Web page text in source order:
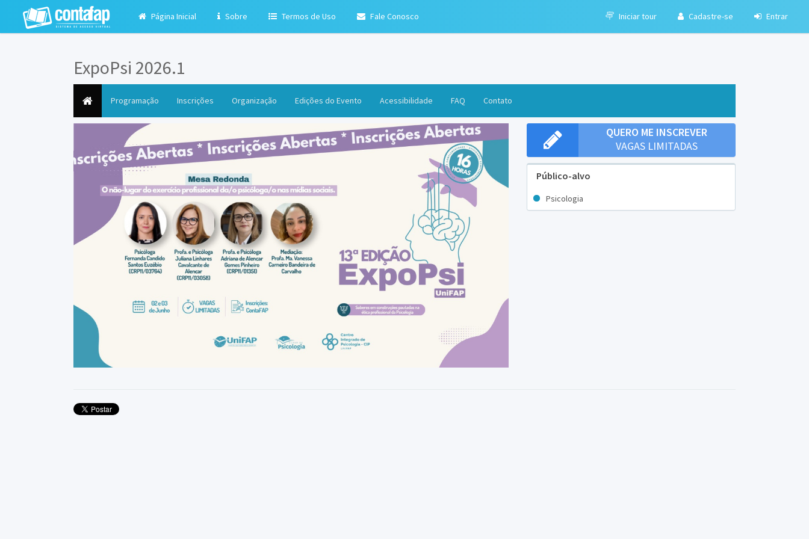
Página Inicial Sobre Termos de Uso Fale Conosco Iniciar tour Cadastre-se Entrar
ExpoPsi 2026.1
Programação (current)Inscrições Organização Edições do Evento Acessibilidade FAQ Contato
QUERO ME INSCREVER
VAGAS LIMITADAS
Público-alvo
Psicologia